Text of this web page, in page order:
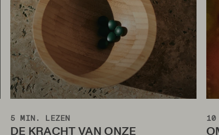
5 MIN. LEZEN
DE KRACHT VAN ONZE
10